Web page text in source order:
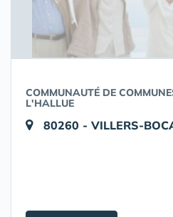
COMMUNAUTÉ DE
L'HALLUE
80260 - VILLERS-